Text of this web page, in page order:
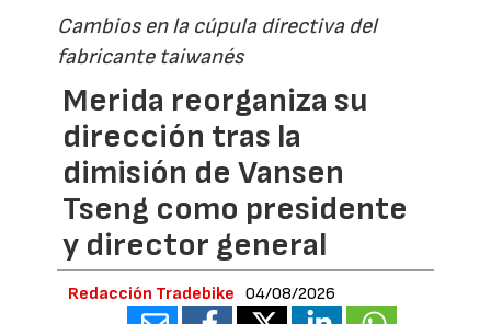
Cambios en la cúpula directiva del
fabricante taiwanés
Merida reorganiza su
dirección tras la
dimisión de Vansen
Tseng como presidente
y director general
Redacción Tradebike 04/08/2026